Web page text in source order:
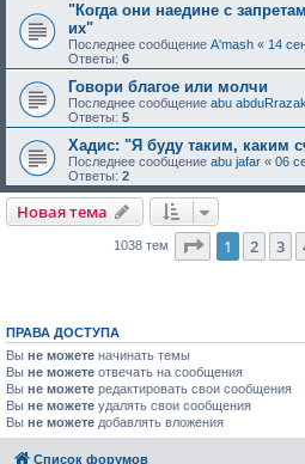
"Когда они наедине с
их"
Последнее сообщение A'mash « 14
Ответы: 6
Говори благое или молчи
Последнее сообщение abu abduRrazak
Ответы: 5
Хадис: "Я буду таким, каким
Последнее сообщение abu jafar « 06
Ответы: 2
Новая тема
1038 тем Страница
1 2 3
ПРАВА ДОСТУПА
Вы не можете начинать темы
Вы не можете отвечать на сообщения
Вы не можете редактировать свои сообщения
Вы не можете удалять свои сообщения
Вы не можете добавлять вложения
Список форумов